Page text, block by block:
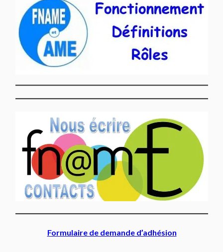
Formulaire de demande d’adhésion